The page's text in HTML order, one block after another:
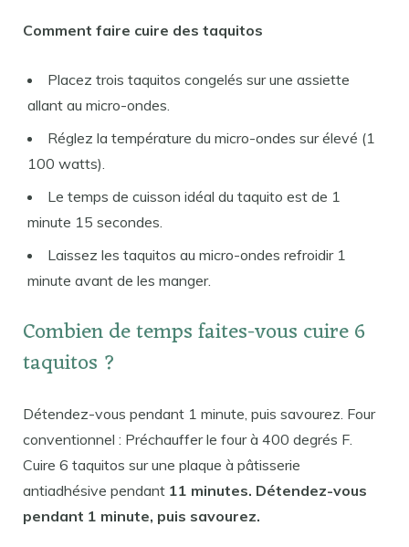
Comment faire cuire des taquitos
Placez trois taquitos congelés sur une assiette
allant au micro-ondes.
Réglez la température du micro-ondes sur élevé (1
100 watts).
Le temps de cuisson idéal du taquito est de 1
minute 15 secondes.
Laissez les taquitos au micro-ondes refroidir 1
minute avant de les manger.
Combien de temps faites-vous cuire 6
taquitos ?
Détendez-vous pendant 1 minute, puis savourez. Four
conventionnel : Préchauffer le four à 400 degrés F.
Cuire 6 taquitos sur une plaque à pâtisserie
antiadhésive pendant 11 minutes. Détendez-vous
pendant 1 minute, puis savourez.